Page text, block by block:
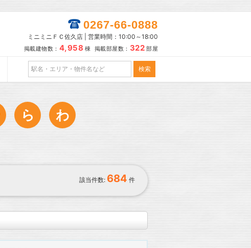
0267-66-0888
ミニミニＦＣ佐久店 | 営業時間：10:00～18:00
掲載建物数： 4,958 棟 掲載部屋数： 322 部屋
ら わ
該当件数: 684 件